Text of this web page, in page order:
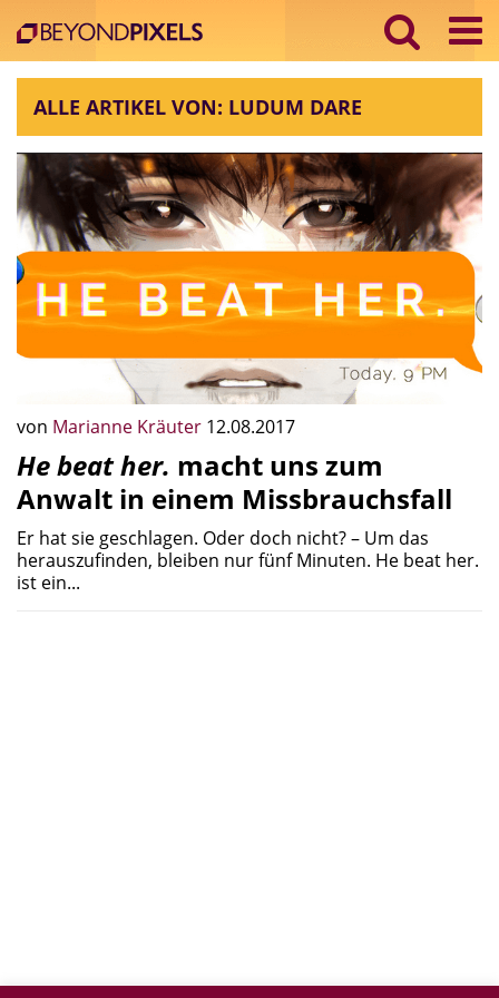
ALLE ARTIKEL VON: LUDUM DARE
von Marianne Kräuter 12.08.2017
He beat her. macht uns zum
Anwalt in einem Missbrauchsfall
Er hat sie geschlagen. Oder doch nicht? – Um das
herauszufinden, bleiben nur fünf Minuten. He beat her.
ist ein...